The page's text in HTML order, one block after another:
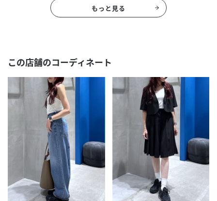
もっと見る
この店舗のコーディネート